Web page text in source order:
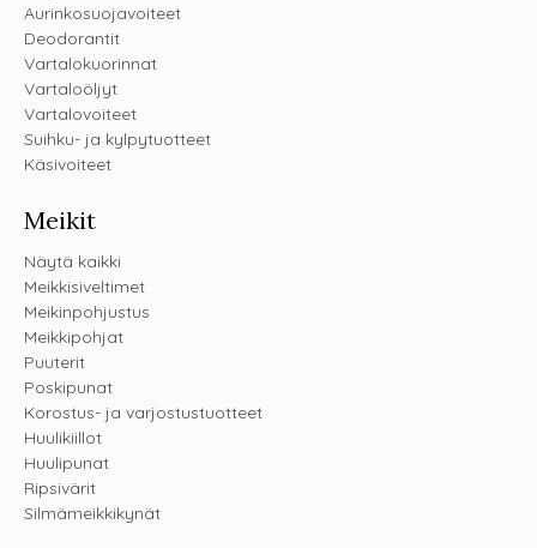
Aurinkosuojavoiteet
Deodorantit
Vartalokuorinnat
Vartaloöljyt
Vartalovoiteet
Suihku- ja kylpytuotteet
Käsivoiteet
Meikit
Näytä kaikki
Meikkisiveltimet
Meikinpohjustus
Meikkipohjat
Puuterit
Poskipunat
Korostus- ja varjostustuotteet
Huulikiillot
Huulipunat
Ripsivärit
Silmämeikkikynät